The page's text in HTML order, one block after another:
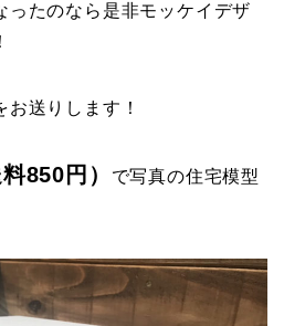
ったのなら是非モッケイデザ
送りします！
850円）
で写真の住宅模型